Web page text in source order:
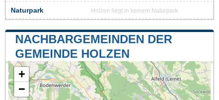
Naturpark Holzen liegt in keinem Naturpark
NACHBARGEMEINDEN DER
GEMEINDE HOLZEN
+
−